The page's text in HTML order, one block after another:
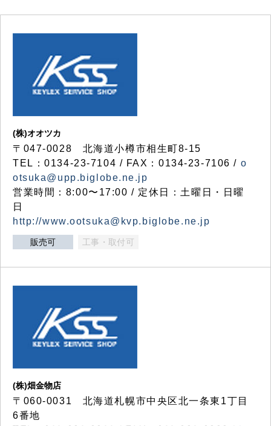
(株)オオツカ
〒047-0028 北海道小樽市相生町8-15
TEL：0134-23-7104 / FAX：0134-23-7106 / o
otsuka@upp.biglobe.ne.jp
営業時間：8:00〜17:00 / 定休日：土曜日・日曜
日
http://www.ootsuka@kvp.biglobe.ne.jp
販売可 工事・取付可
(株)畑金物店
〒060-0031 北海道札幌市中央区北一条東1丁目
6番地